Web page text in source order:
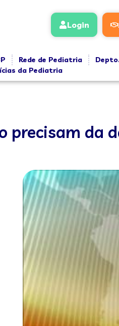
Login
Rede de Pediatria
da Pediatria
precisam da